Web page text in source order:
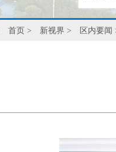
首页 > 新视界 > 区内要闻